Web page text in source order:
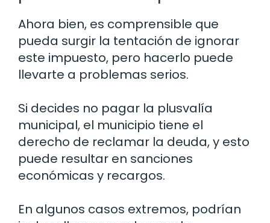
Ahora bien, es comprensible que
pueda surgir la tentación de ignorar
este impuesto, pero hacerlo puede
llevarte a problemas serios.
Si decides no pagar la plusvalía
municipal, el municipio tiene el
derecho de reclamar la deuda, y esto
puede resultar en sanciones
económicas y recargos.
En algunos casos extremos, podrían